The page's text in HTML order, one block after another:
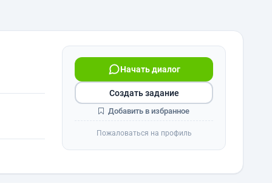
Начать диалог
Создать задание
Добавить в избранное
Пожаловаться на профиль